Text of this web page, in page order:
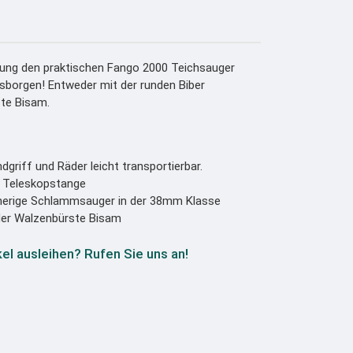
den praktischen Fango 2000 Teichsauger
Entweder mit der runden Biber
Bisam.
und Räder leicht transportierbar.
Schlammsauger in der 38mm Klasse
Walzenbürste Bisam
ausleihen? Rufen Sie uns an!